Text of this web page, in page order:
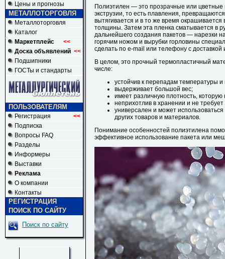
Цены и прогнозы
МЕТАЛЛОТОРГОВЛЯ
Металлоторговля
Каталог
Маркетплейс
<<
Доска объявлений <<
Подшипники
ГОСТы и стандарты
ПОЛЬЗОВАТЕЛЯМ
Регистрация <<
Подписка
Вопросы FAQ
Разделы
Информеры
Выставки
Реклама
О компании
Контакты
РЕГИСТРАЦИЯ
ПОИСК ПО САЙТУ
Поиск по сайту
Полиэтилен — это прозрачные или цветные
экструзии, то есть плавления,
вытягивается и в то же время
толщины. Затем эта пленка сматывается в
дальнейшего создания пакетов — нарезки
горячим ножом и вырубки горловины
сделать по e-mail или телефону с
В целом, это прочный термопластичный
числе:
устойчив к перепадам температуры
выдерживает большой вес;
имеет различную плотность,
неприхотлив в хранении и не
универсален и может
других товаров и материалов.
Понимание особенностей полиэтилена
эффективное использование пакета или